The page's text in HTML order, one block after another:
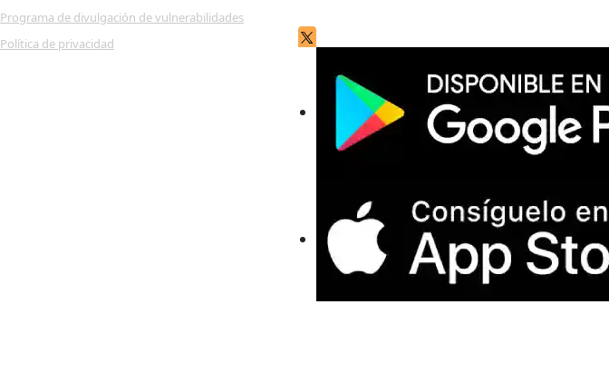
Programa de divulgación de vulnerabilidades
Política de privacidad